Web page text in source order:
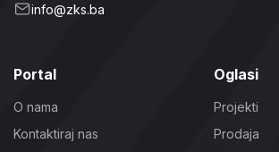
info@zks.ba
Portal
O nama
Kontaktiraj nas
Oglasi
Projekti
Prodaja